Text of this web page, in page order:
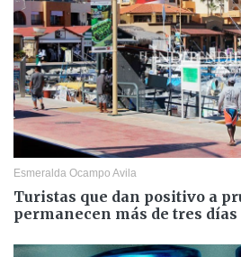
Esmeralda Ocampo Avila
Turistas que dan positivo a
permanecen más de tres